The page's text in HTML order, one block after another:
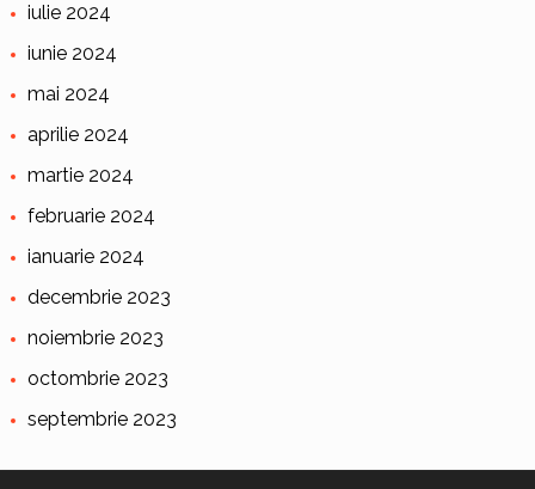
iulie 2024
iunie 2024
mai 2024
aprilie 2024
martie 2024
februarie 2024
ianuarie 2024
decembrie 2023
noiembrie 2023
octombrie 2023
septembrie 2023